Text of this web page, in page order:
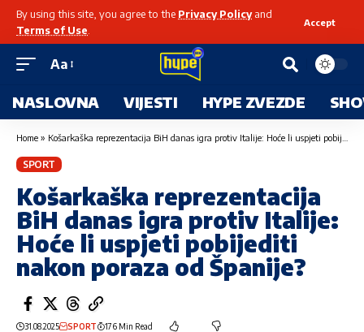
By using this site, you agree to the Privacy Policyand
Terms of Use
Accept
Aa
NASLOVNA VIJESTI HYPE ZVEZDE
Home » Košarkaška reprezentacija BiH danas igra protiv Italije: Hoće li uspjeti pobijediti nakon poraza od Španije?
SPORT
Košarkaška reprezentacija
BiH danas igra protiv Italije:
Hoće li uspjeti pobijediti
nakon poraza od Španije?
31.08.2025 SPORT 176 Min Read